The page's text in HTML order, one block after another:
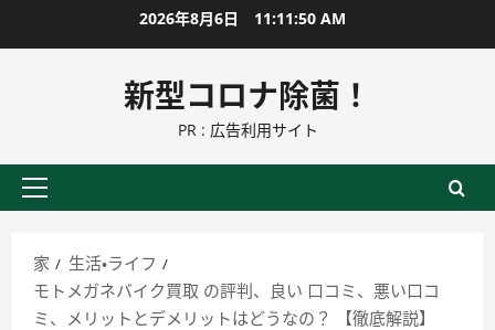
ン
に
2026年8月6日 11:11:51 AM
新型コロナ除菌！
PR : 広告利用サイト
プ
イ
マ
リ
家
生活・ライフ
モトメガネバイク買取 の評判、良い 口コミ、悪い口コ
ミ、メリットとデメリットはどうなの？ 【徹底解説】